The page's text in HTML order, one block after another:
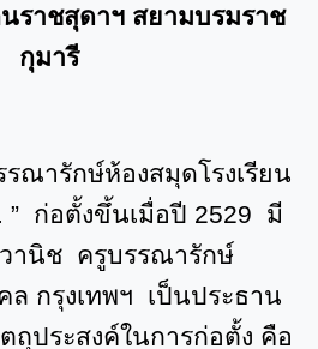
ราชสุดาฯ สยามบรมราช
กุมารี
ษ์ห้องสมุดโรงเรียน
” ก่อตั้งขึ้นเมื่อปี 2529 มี
านิช ครูบรรณารักษ์
ล กรุงเทพฯ เป็นประธาน
ประสงค์ในการก่อตั้ง คือ